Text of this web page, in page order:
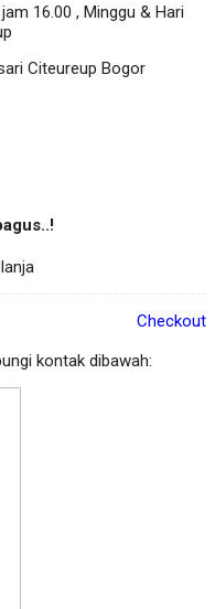
16.00 , Minggu & Hari
Citeureup Bogor
Checkout
kontak dibawah: